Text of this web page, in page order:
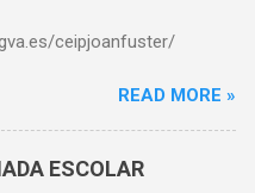
ceipjoanfuster/
READ MORE »
ESCOLAR